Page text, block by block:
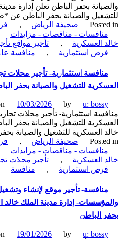
بحفر الباطن تعلن إدارة مدينة
والصيانة بحفر الباطن عن
صحيفة الرياض , فرص
- مناقصات - مزايدات
العسكرية
, تأجير مواقع تأجير
استثمارية
, منافسة عامة
استثمارية- تأجير محلات
للتشغيل والصيانة بحفر الباطن
on 10/03/2026 by
u:
استثمارية- تأجير محلات تجارية-
للتشغيل والصيانة بحفر الباطن
العسكرية للتشغيل والصيانة بحفر...
صحيفة الرياض , فرص
- مناقصات - مزايدات
العسكرية
, تأجير محلات تجارية
استثمارية
, منافسة
تأجير موقع لإنشاء وتشغيل
إدارة مدينة الملك خالد
الباطن
on 19/01/2026 by
u: